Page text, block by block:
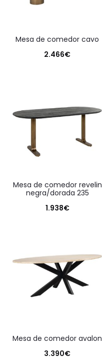
mesa de comedor cavo
2.466€
mesa de comedor revelin
negra/dorada 235
1.938€
mesa de comedor avalon
3.390€